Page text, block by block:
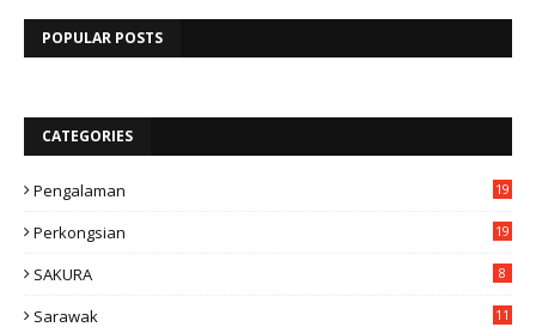
POPULAR POSTS
CATEGORIES
Pengalaman 19
Perkongsian 19
SAKURA 8
Sarawak 11